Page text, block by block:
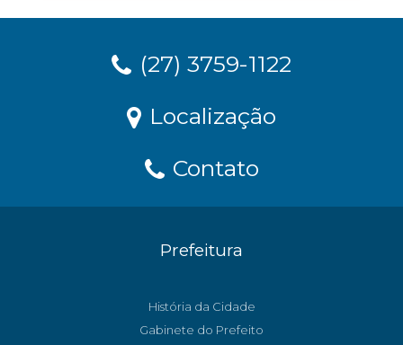
(27) 3759-1122
Localização
Contato
Prefeitura
História da Cidade
Gabinete do Prefeito